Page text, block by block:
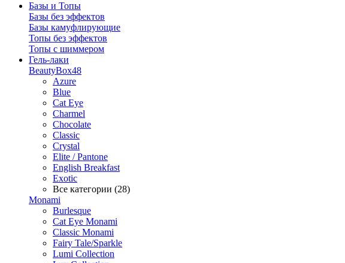
Базы и Топы
Базы без эффектов
Базы камуфлирующие
Топы без эффектов
Топы с шиммером
Гель-лаки
BeautyBox48
Azure
Blue
Cat Eye
Charmel
Chocolate
Classic
Crystal
Elite / Pantone
English Breakfast
Exotic
Все категории (28)
Monami
Burlesque
Cat Eye Monami
Classic Monami
Fairy Tale/Sparkle
Lumi Collection